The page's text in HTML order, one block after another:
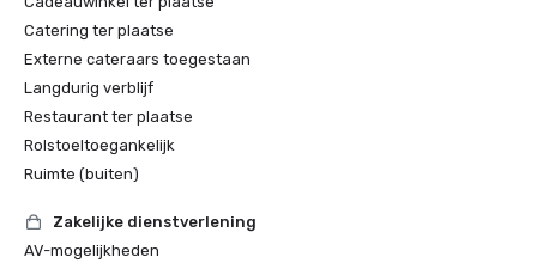
Catering ter plaatse
Externe cateraars toegestaan
Langdurig verblijf
Restaurant ter plaatse
Rolstoeltoegankelijk
Ruimte (buiten)
Zakelijke dienstverlening
AV-mogelijkheden